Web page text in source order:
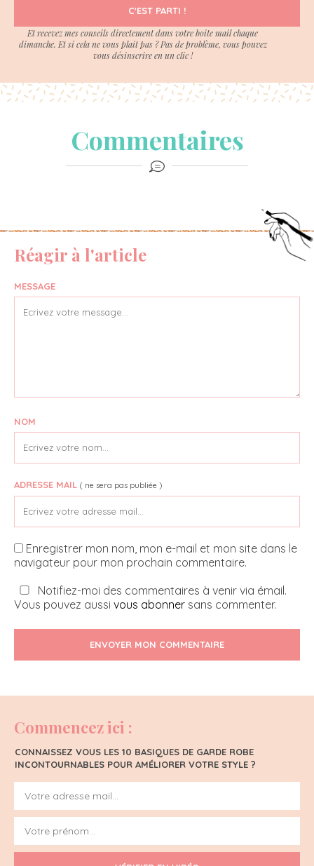
C'EST PARTI !
Et recevez mes conseils directement dans votre boite mail chaque
dimanche. Et si cela ne vous plait pas ? Pas de problème, vous pouvez
vous désinscrire en un clic !
Commentaires
Réagir à l'article
MESSAGE
NOM
ADRESSE MAIL ( ne sera pas publiée )
Enregistrer mon nom, mon e-mail et mon site dans le
navigateur pour mon prochain commentaire.
Notifiez-moi des commentaires à venir via émail.
Vous pouvez aussi vous abonner sans commenter.
ENVOYER MON COMMENTAIRE
Commencez ici :
CONNAISSEZ VOUS LES 10 BASIQUES DE GARDE ROBE
INCONTOURNABLES POUR AMÉLIORER VOTRE STYLE ?